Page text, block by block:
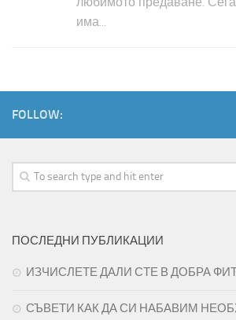
има...
FOLLOW:
ПОСЛЕДНИ ПУБЛИКАЦИИ
ИЗЧИСЛЕТЕ ДАЛИ СТЕ В ДОБРА
СЪВЕТИ КАК ДА СИ НАБАВИМ